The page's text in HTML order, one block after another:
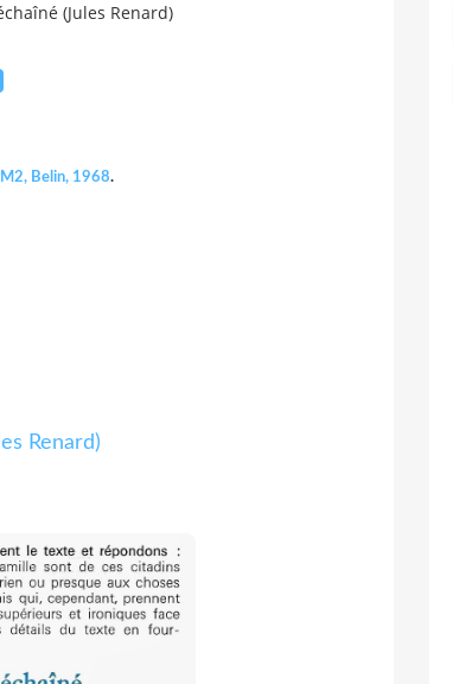
(Jules Renard)
Belin, 1968.